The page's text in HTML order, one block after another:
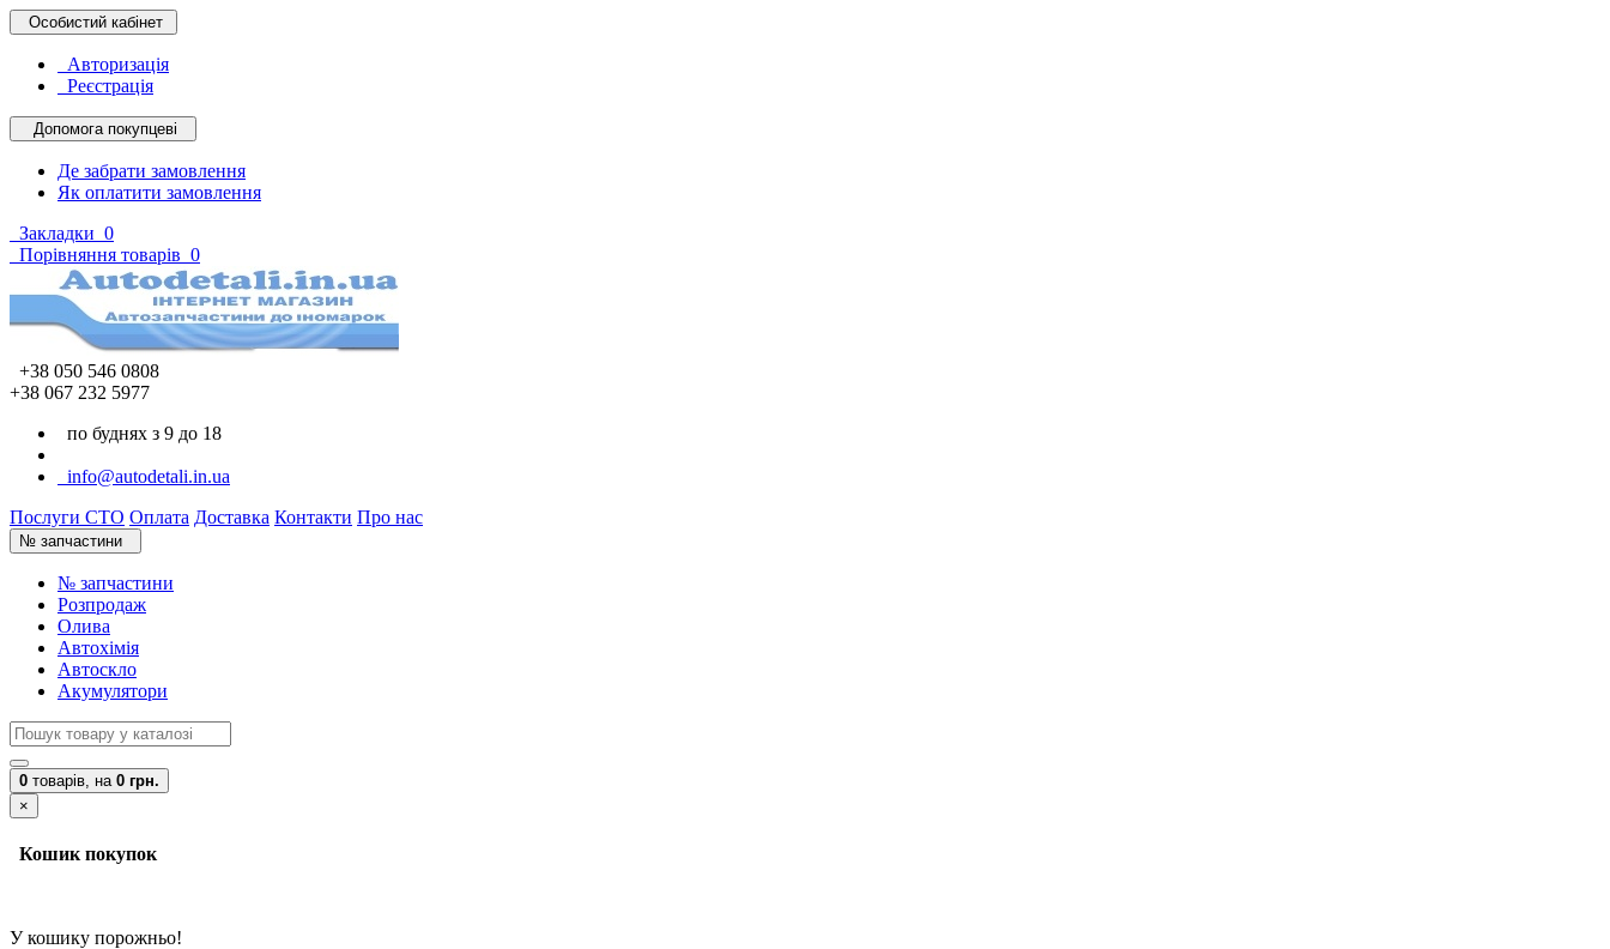
Особистий кабінет
Авторизація
Реєстрація
Допомога покупцеві
Де забрати замовлення
Як оплатити замовлення
Закладки 0
Порівняння товарів 0
+38 050 546 0808
+38 067 232 5977
по буднях з 9 до 18
info@autodetali.in.ua
Послуги СТО Оплата Доставка Контакти Про нас
№ запчастини
№ запчастини
Розпродаж
Олива
Автохімія
Автоскло
Акумулятори
0 товарів, на 0 грн.
×
Кошик покупок
У кошику порожньо!